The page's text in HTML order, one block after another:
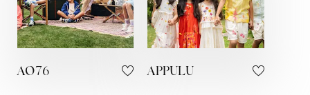
AO76 APPULU